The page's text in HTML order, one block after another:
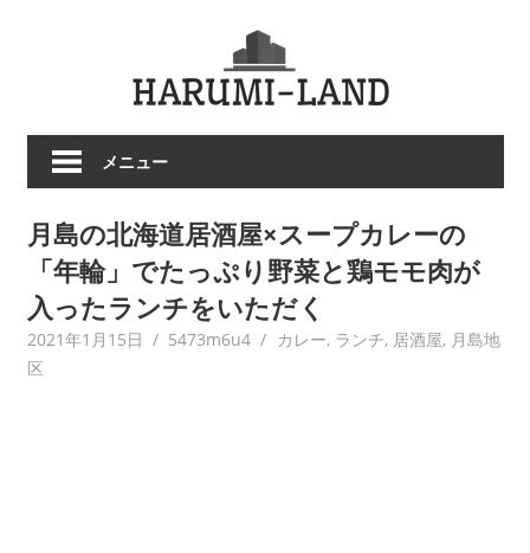
メニュー
月島の北海道居酒屋×スープカレーの
「年輪」でたっぷり野菜と鶏モモ肉が
入ったランチをいただく
2021年1月15日 5473m6u4 カレー, ランチ, 居酒屋, 月島地
区